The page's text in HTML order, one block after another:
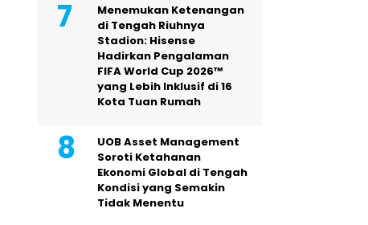
Menemukan Ketenangan
di Tengah Riuhnya
Stadion: Hisense
Hadirkan Pengalaman
FIFA World Cup 2026™
yang Lebih Inklusif di 16
Kota Tuan Rumah
UOB Asset Management
Soroti Ketahanan
Ekonomi Global di Tengah
Kondisi yang Semakin
Tidak Menentu